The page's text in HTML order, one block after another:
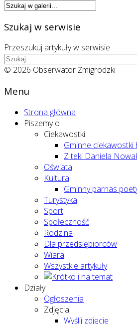
Szukaj w serwisie
Przeszukuj artykuły w serwisie
© 2026 Obserwator Żmigrodzki
Menu
Strona główna
Piszemy o
Ciekawostki
Gminne ciekawostki
Z teki Daniela
Oświata
Kultura
Gminny parnas
Turystyka
Sport
Społeczność
Rodzina
Dla przedsiębiorców
Wiara
Wszystkie artykuły
Działy
Ogłoszenia
Zdjęcia
Wyślij zdjęcie